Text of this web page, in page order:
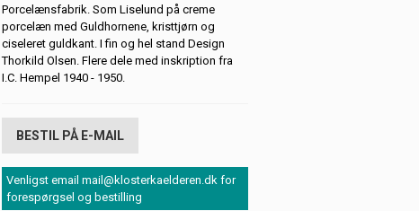
Porcelænsfabrik. Som Liselund på creme
porcelæn med Guldhornene, kristtjørn og
ciseleret guldkant. I fin og hel stand Design
Thorkild Olsen. Flere dele med inskription fra
I.C. Hempel 1940 - 1950.
BESTIL PÅ E-MAIL
Venligst email mail@klosterkaelderen.dk for
forespørgsel og bestilling